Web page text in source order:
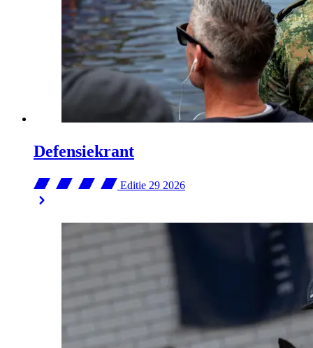
Defensiekrant
Editie 29 2026